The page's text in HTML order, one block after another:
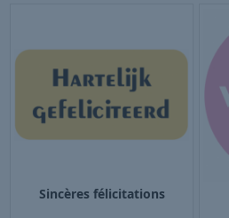
Sincères félicitations